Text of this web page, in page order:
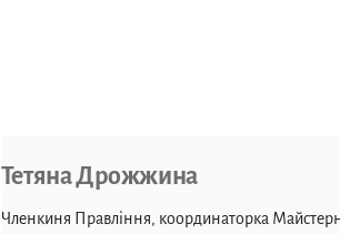
Тетяна Дрожжина
Членкиня Правління, координаторка